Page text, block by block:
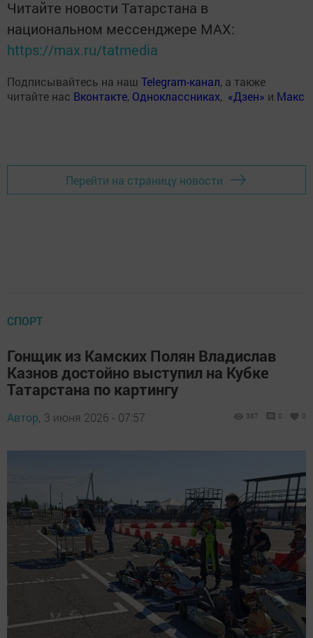
Читайте новости Татарстана в
национальном мессенджере MАХ:
https://max.ru/tatmedia
Подписывайтесь на наш Telegram-канал, а также
читайте нас Вконтакте, Одноклассниках, «Дзен» и Макс
Перейти на страницу новости
СПОРТ
Гонщик из Камских Полян Владислав
Казнов достойно выступил на Кубке
Татарстана по картингу
Автор, 3 июня 2026 - 07:57 387 0 0